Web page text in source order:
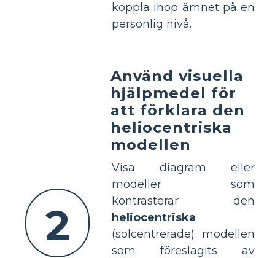
koppla ihop ämnet på en
personlig nivå.
2
Använd visuella
hjälpmedel för
att förklara den
heliocentriska
modellen
Visa diagram eller
modeller som
kontrasterar den
heliocentriska
(solcentrerade) modellen
som föreslagits av